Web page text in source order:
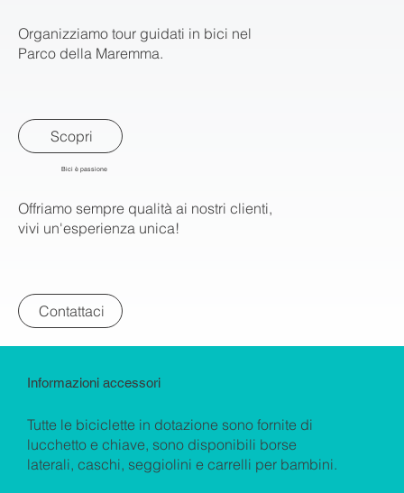
Informazioni accessori
Tutte le biciclette in dotazione sono fornite di
lucchetto e chiave, sono disponibili borse
laterali, caschi, seggiolini e carrelli per bambini.
Organizziamo tour guidati in bici nel
Parco della Maremma.
Scopri
Bici è passione
Offriamo sempre qualità ai nostri clienti,
vivi un'esperienza unica!
Contattaci